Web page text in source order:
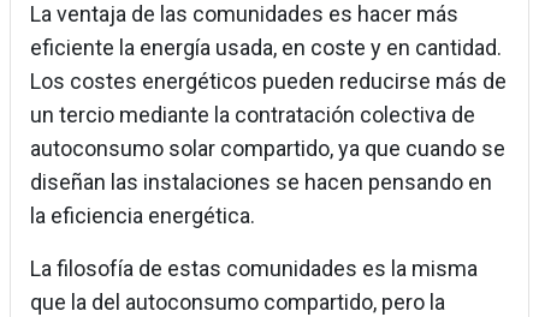
La ventaja de las comunidades es hacer más
eficiente la energía usada, en coste y en cantidad.
Los costes energéticos pueden reducirse más de
un tercio mediante la contratación colectiva de
autoconsumo solar compartido, ya que cuando se
diseñan las instalaciones se hacen pensando en
la eficiencia energética.
La filosofía de estas comunidades es la misma
que la del autoconsumo compartido, pero la